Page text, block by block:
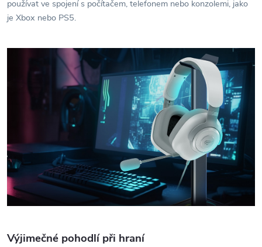
používat ve spojení s počítačem, telefonem nebo konzolemi, jako
je Xbox nebo PS5.
Výjimečné pohodlí při hraní